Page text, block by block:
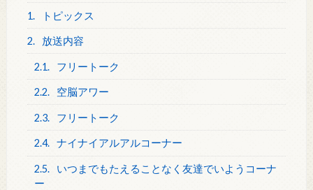
1. トピックス
2. 放送内容
2.1. フリートーク
2.2. 空脳アワー
2.3. フリートーク
2.4. ナイナイアルアルコーナー
2.5.
いつまでもたえることなく友達でいようコーナ
ー